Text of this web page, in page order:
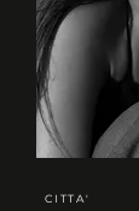
CITTA'